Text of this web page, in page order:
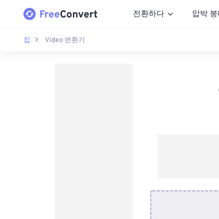
전환하다 압박
집 Video 변환기